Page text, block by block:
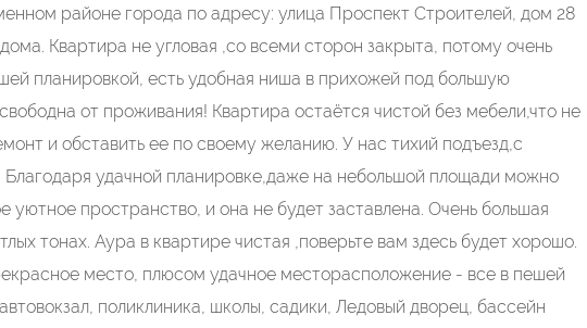
районе города по адресу: улица Проспект Строителей, дом 28
Квартира не угловая ,со всеми сторон закрыта, потому очень
планировкой, есть удобная ниша в прихожей под большую
от проживания! Квартира остаётся чистой без мебели,что не
и обставить ее по своему желанию. У нас тихий подъезд,с
удачной планировке,даже на небольшой площади можно
уютное пространство, и она не будет заставлена. Очень большая
тонах. Аура в квартире чистая ,поверьте вам здесь будет хорошо.
место, плюсом удачное месторасположение - все в пешей
поликлиника, школы, садики, Ледовый дворец, бассейн